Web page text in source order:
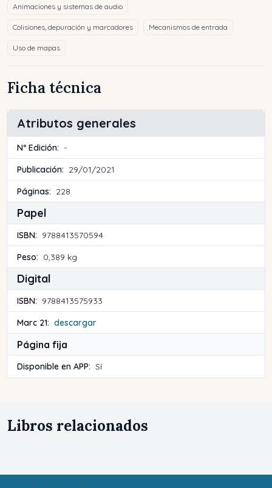
Animaciones y sistemas de audio
Colisiones, depuración y marcadores Mecanismos de entrada
Uso de mapas
Ficha técnica
Atributos generales
Nº Edición: -
Publicación: 29/01/2021
Páginas: 228
Papel
ISBN: 9788413570594
Peso: 0,389 kg
Digital
ISBN: 9788413575933
Marc 21: descargar
Página fija
Disponible en APP: Sí
Libros relacionados